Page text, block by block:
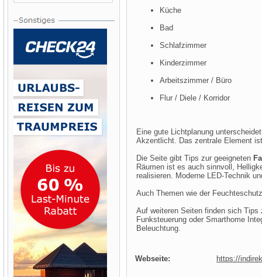
Küche
Bad
Schlafzimmer
Kinderzimmer
Arbeitszimmer / Büro
Flur / Diele / Korridor
Eine gute Lichtplanung
Akzentlicht. Das zentrale Element
Die Seite gibt Tips zur geeigneten
Räumen ist es auch sinnvoll,
realisieren. Moderne LED-Technik
Auch Themen wie der
Auf weiteren Seiten finden sich
Funksteuerung oder Smarthome
Beleuchtung.
Webseite: https://